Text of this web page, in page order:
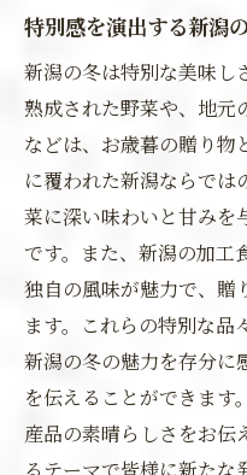
特別感を演出する新潟
新潟の冬は特別な美味し
熟成された野菜や、地元
などは、お歳暮の贈り物
に覆われた新潟ならで
菜に深い味わいと甘みを
です。また、新潟の加工
独自の風味が魅力で、贈
ます。これらの特別な品
新潟の冬の魅力を存分に
を伝えることができます
産品の素晴らしさをお伝
るテーマで皆様に新たな